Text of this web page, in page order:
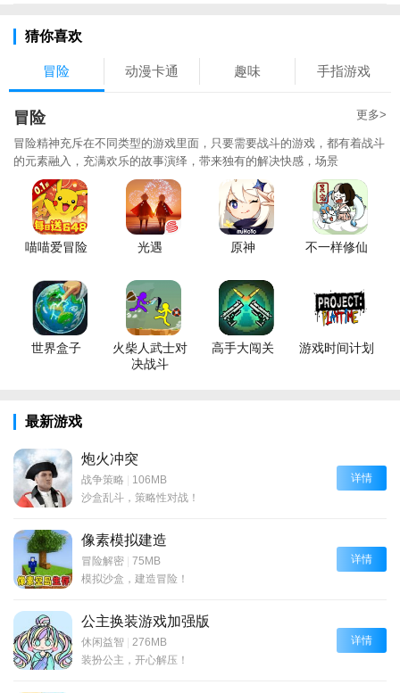
猜你喜欢
冒险 动漫卡通 趣味 手指游戏
冒险 更多>
冒险精神充斥在不同类型的游戏里面，只要需要战斗的游戏，都有着战斗
的元素融入，充满欢乐的故事演绎，带来独有的解决快感，场景
喵喵爱冒险 光遇 原神 不一样修仙
世界盒子
火柴人武士对
决战斗
高手大闯关 游戏时间计划
最新游戏
炮火冲突
战争策略 | 106MB
沙盒乱斗，策略性对战！
详情
像素模拟建造
冒险解密 | 75MB
模拟沙盒，建造冒险！
详情
公主换装游戏加强版
休闲益智 | 276MB
装扮公主，开心解压！
详情